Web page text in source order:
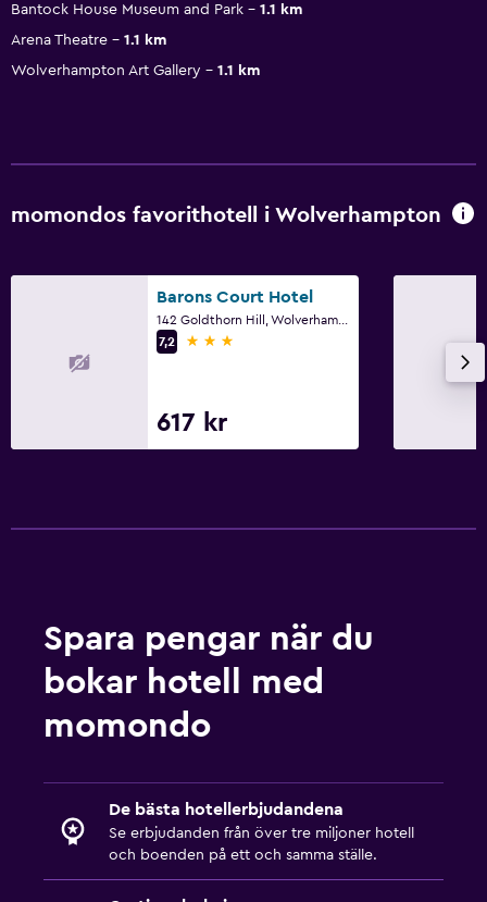
Bantock House Museum and Park
1.1 km
Arena Theatre
1.1 km
Wolverhampton Art Gallery
1.1 km
momondos favorithotell i Wolverhampton
Barons Court Hotel
7,2
3 stjärnor
617 kr
Spara pengar när du
bokar hotell med
momondo
De bästa hotellerbjudandena
Se erbjudanden från över tre miljoner hotell
och boenden på ett och samma ställe.